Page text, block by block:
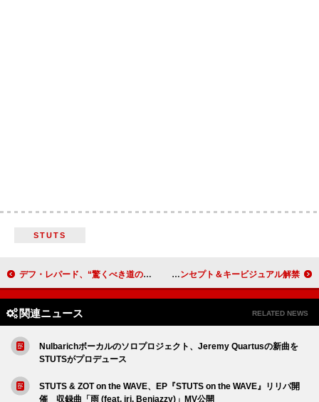
STUTS
デフ・レパード、“驚くべき道のりを経て出来上がった”新曲「Rejoice」公開 GENIC、全国ホールツアーコンセプト＆キービジュアル解禁
関連ニュース RELATED NEWS
Nulbarichボーカルのソロプロジェクト、Jeremy Quartusの新曲を
STUTSがプロデュース
STUTS & ZOT on the WAVE、EP『STUTS on the WAVE』リリパ開
催 収録曲「雨 (feat. iri, Benjazzy)」MV公開